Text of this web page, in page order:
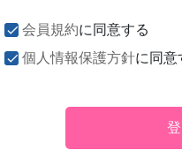
会員規約に同意する
個人情報保護方針に同意